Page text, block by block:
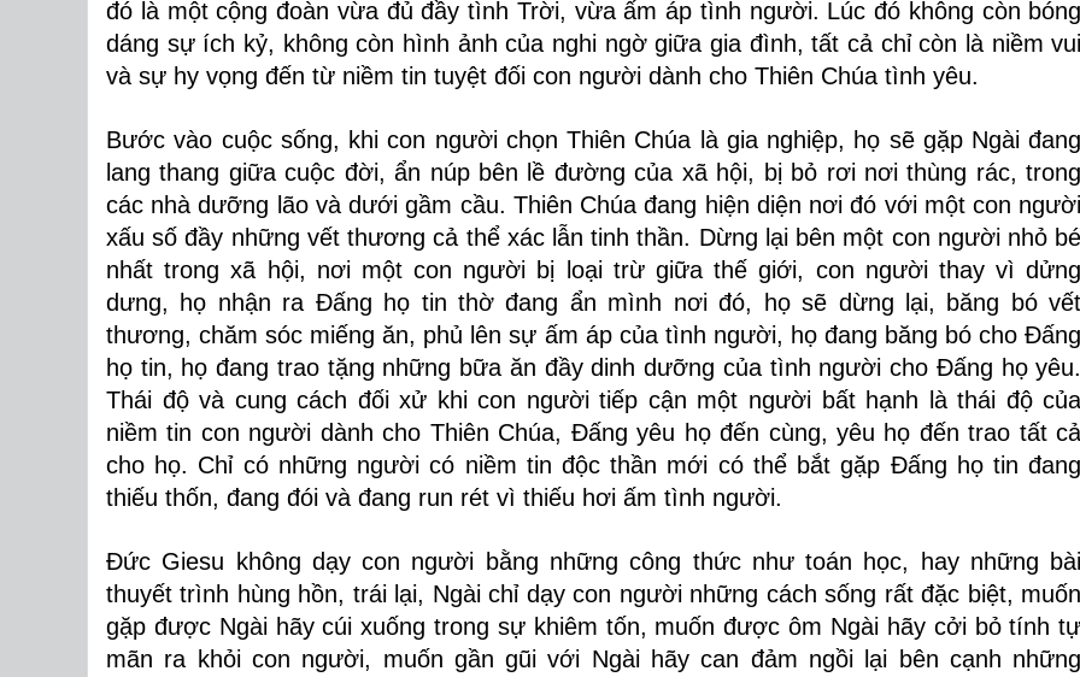
đó là một cộng đoàn vừa đủ đầy tình Trời, vừa ấm áp tình người. Lúc đó không còn bóng
dáng sự ích kỷ, không còn hình ảnh của nghi ngờ giữa gia đình, tất cả chỉ còn là niềm vui
và sự hy vọng đến từ niềm tin tuyệt đối con người dành cho Thiên Chúa tình yêu.
Bước vào cuộc sống, khi con người chọn Thiên Chúa là gia nghiệp, họ sẽ gặp Ngài đang
lang thang giữa cuộc đời, ẩn núp bên lề đường của xã hội, bị bỏ rơi nơi thùng rác, trong
các nhà dưỡng lão và dưới gầm cầu. Thiên Chúa đang hiện diện nơi đó với một con người
xấu số đầy những vết thương cả thể xác lẫn tinh thần. Dừng lại bên một con người nhỏ bé
nhất trong xã hội, nơi một con người bị loại trừ giữa thế giới, con người thay vì dửng
dưng, họ nhận ra Đấng họ tin thờ đang ẩn mình nơi đó, họ sẽ dừng lại, băng bó vết
thương, chăm sóc miếng ăn, phủ lên sự ấm áp của tình người, họ đang băng bó cho Đấng
họ tin, họ đang trao tặng những bữa ăn đầy dinh dưỡng của tình người cho Đấng họ yêu.
Thái độ và cung cách đối xử khi con người tiếp cận một người bất hạnh là thái độ của
niềm tin con người dành cho Thiên Chúa, Đấng yêu họ đến cùng, yêu họ đến trao tất cả
cho họ. Chỉ có những người có niềm tin độc thần mới có thể bắt gặp Đấng họ tin đang
thiếu thốn, đang đói và đang run rét vì thiếu hơi ấm tình người.
Đức Giesu không dạy con người bằng những công thức như toán học, hay những bài
thuyết trình hùng hồn, trái lại, Ngài chỉ dạy con người những cách sống rất đặc biệt, muốn
gặp được Ngài hãy cúi xuống trong sự khiêm tốn, muốn được ôm Ngài hãy cởi bỏ tính tự
mãn ra khỏi con người, muốn gần gũi với Ngài hãy can đảm ngồi lại bên cạnh những